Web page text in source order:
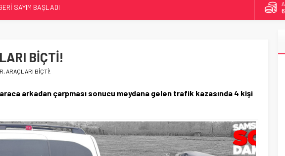
SAYIM BAŞLADI
HEDEF 5’İNCİLİK!
İŞTE FINDIK FİYATI!
YÖNETİCİ SEÇERKEN YAPILAN EN BÜYÜK HATALAR
BİÇTİ!
ARAÇLARI BİÇTİ!
araca arkadan çarpması sonucu meydana gelen trafik kazasında 4 kişi